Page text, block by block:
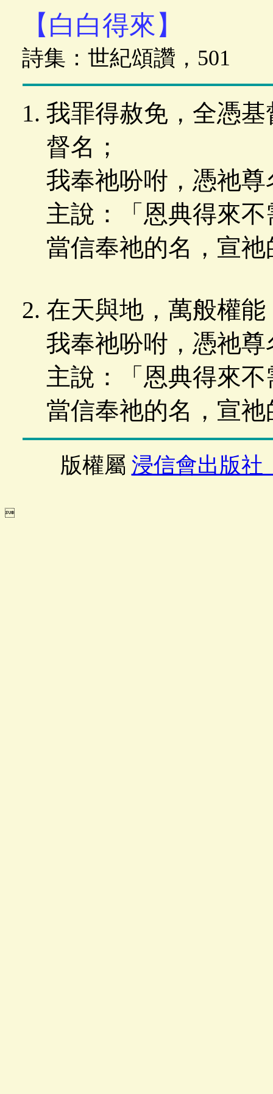
【白白得來】
詩集：世紀頌讚，501
我罪得赦免，全憑
督名；
我奉祂吩咐，憑祂
主說：「恩典得來
當信奉祂的名，宣
在天與地，萬般權
我奉祂吩咐，憑祂
主說：「恩典得來
當信奉祂的名，宣
版權屬 浸信會出版社
